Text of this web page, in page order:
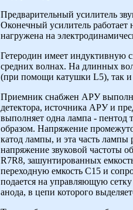
Предварительный усилитель
Оконечный усилитель работает
нагружена на
Гетеродин имеет индуктивную
средних волнах. На длинных
(при помощи катушки L5), так
Приемник снабжен АРУ
детектора, источника АРУ и
выполняет одна лампа -
образом. Напряжение
катод лампы, и эта часть лампы
напряжение звуковой частоты
R7R8, зашунтированных
переходную емкость С15 и
подается на управляющую
анода, в цепи которого